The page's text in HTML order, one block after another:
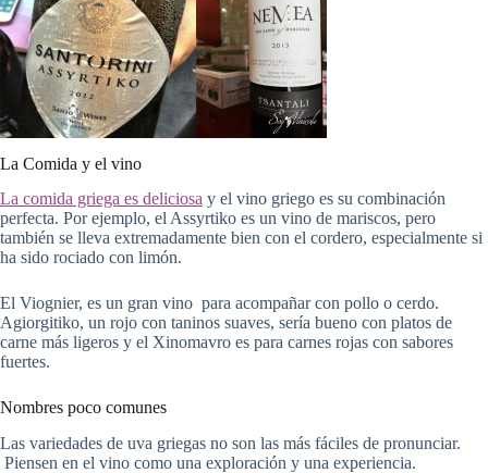
La Comida y el vino
La comida griega es deliciosa y el vino griego es su combinación
perfecta. Por ejemplo, el Assyrtiko es un vino de mariscos, pero
también se lleva extremadamente bien con el cordero, especialmente si
ha sido rociado con limón.
El Viognier, es un gran vino para acompañar con pollo o cerdo.
Agiorgitiko, un rojo con taninos suaves, sería bueno con platos de
carne más ligeros y el Xinomavro es para carnes rojas con sabores
fuertes.
Nombres poco comunes
Las variedades de uva griegas no son las más fáciles de pronunciar.
Piensen en el vino como una exploración y una experiencia.